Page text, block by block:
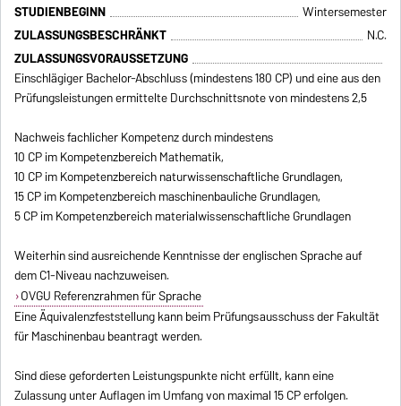
STUDIENBEGINN
Wintersemester
ZULASSUNGSBESCHRÄNKT
N.C.
ZULASSUNGSVORAUSSETZUNG
Einschlägiger Bachelor-Abschluss (mindestens 180 CP) und eine aus den
Prüfungsleistungen ermittelte Durchschnittsnote von mindestens 2,5
Nachweis fachlicher Kompetenz durch mindestens
10 CP im Kompetenzbereich Mathematik,
10 CP im Kompetenzbereich naturwissenschaftliche Grundlagen,
15 CP im Kompetenzbereich maschinenbauliche Grundlagen,
5 CP im Kompetenzbereich materialwissenschaftliche Grundlagen
Weiterhin sind ausreichende Kenntnisse der englischen Sprache auf
dem C1-Niveau nachzuweisen.
OVGU Referenzrahmen für Sprache
Eine Äquivalenzfeststellung kann beim Prüfungsausschuss der Fakultät
für Maschinenbau beantragt werden.
Sind diese geforderten Leistungspunkte nicht erfüllt, kann eine
Zulassung unter Auflagen im Umfang von maximal 15 CP erfolgen.